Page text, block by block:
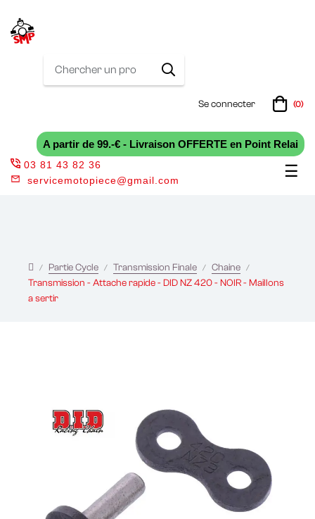
Se connecter (0)
A partir de 99.-€ - Livraison OFFERTE en Point Relai
☰
03 81 43 82 36
servicemotopiece@gmail.com
Partie Cycle Transmission Finale
Chaine
Transmission - Attache rapide - DID NZ 420 - NOIR - Maillons
a sertir